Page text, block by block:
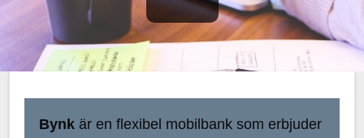
Bynk är en flexibel mobilbank som erbjuder